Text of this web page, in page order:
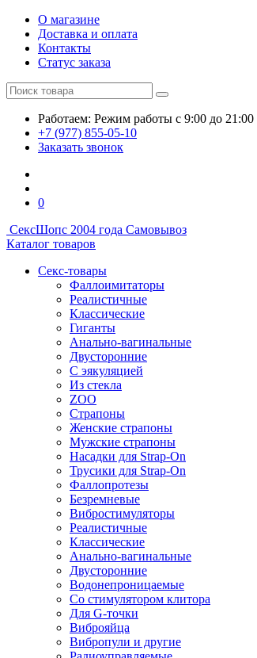
О магазине
Доставка и оплата
Контакты
Статус заказа
Работаем: Режим работы с 9:00 до 21:00
+7 (977) 855-05-10
Заказать звонок
0
СексШопс 2004 года Самовывоз
Каталог товаров
Секс-товары
Фаллоимитаторы
Реалистичные
Классические
Гиганты
Анально-вагинальные
Двусторонние
С эякуляцией
Из стекла
ZOO
Страпоны
Женские страпоны
Мужские страпоны
Насадки для Strap-On
Трусики для Strap-On
Фаллопротезы
Безремневые
Вибростимуляторы
Реалистичные
Классические
Анально-вагинальные
Двусторонние
Водонепроницаемые
Со стимулятором клитора
Для G-точки
Виброяйца
Вибропули и другие